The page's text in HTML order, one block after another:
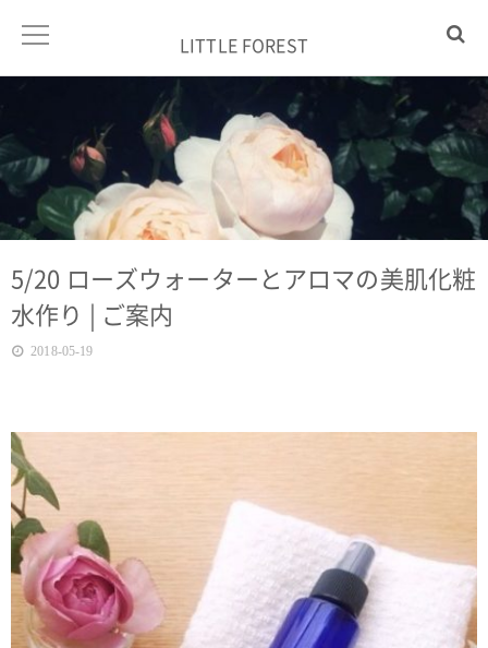
LITTLE FOREST
5/20 ローズウォーターとアロマの美肌化粧
水作り | ご案内
2018-05-19